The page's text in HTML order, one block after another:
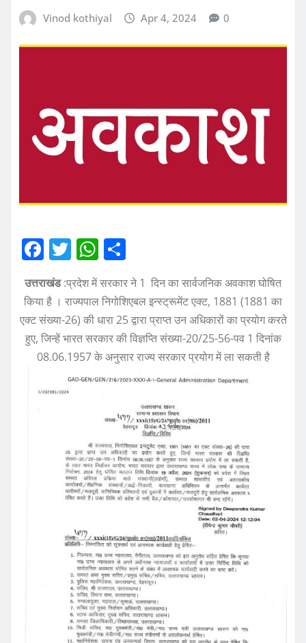
Vinod kothiyal Apr 4, 2024 0
F
a
c
e
b
o
k
T
w
it
te
r
W
at
s
A
p
p
h
a
re
उत्तराखंड:प्रदेश में सरकार ने 1 दिन का सार्वजनिक अवकाश घोषित
किया है । राज्यपाल निगोशिएबल इन्स्ट्रूमेंट एक्ट, 1881 (1881 का
एक्ट संख्या-26) की धारा 25 द्वारा प्राप्त उन अधिकारों का प्रयोग करते
हुए, जिन्हें भारत सरकार की विज्ञप्ति संख्या-20/25-56-पव 1 दिनांक
08.06.1957 के अनुसार राज्य सरकार प्रयोग में ला सकती है